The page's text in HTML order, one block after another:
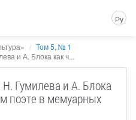
Ру
Том 5, № 1
и А. Блока как ч...
Гумилева и А. Блока
поэте в мемуарных